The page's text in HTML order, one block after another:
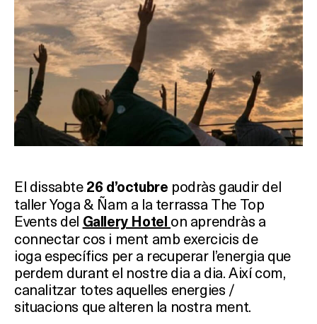
El dissabte 26 d’octubre podràs gaudir del
taller Yoga & Ñam a la terrassa The Top
Events del Gallery Hotel on aprendràs a
connectar cos i ment amb exercicis de
ioga específics per a recuperar l’energia que
perdem durant el nostre dia a dia. Així com,
canalitzar totes aquelles energies /
situacions que alteren la nostra ment.